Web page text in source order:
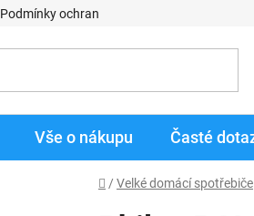
Podmínky ochrany osobních údajů
Vše o nákupu Časté
Domů
/ Velké domácí spotřebiče